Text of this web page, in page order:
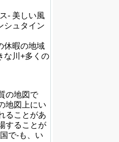
- 美しい風
シュタイン
休暇の地域
な川+多くの
の地図で
地図上にい
ることがあ
することが
で-も、い